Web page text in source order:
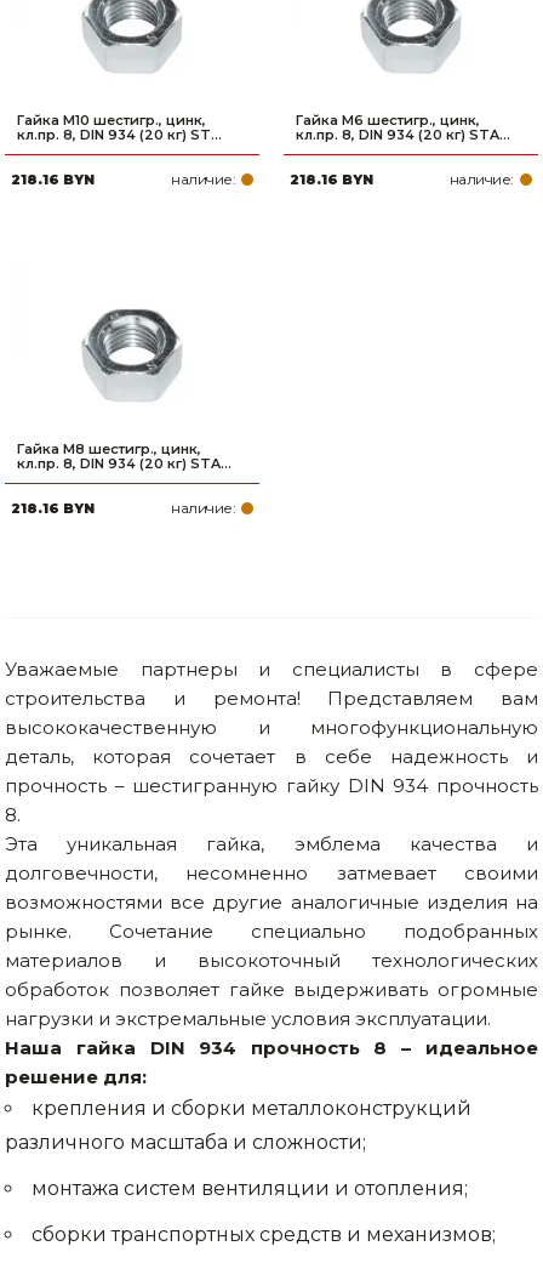
Гайка М10 шестигр., цинк,
кл.пр. 8, DIN 934 (20 кг) ST...
218.16 BYN наличие:
Гайка М6 шестигр., цинк,
кл.пр. 8, DIN 934 (20 кг) STA...
218.16 BYN наличие:
Гайка М8 шестигр., цинк,
кл.пр. 8, DIN 934 (20 кг) STA...
218.16 BYN наличие:
Уважаемые партнеры и специалисты в сфере
строительства и ремонта! Представляем вам
высококачественную и многофункциональную
деталь, которая сочетает в себе надежность и
прочность – шестигранную гайку DIN 934 прочность
8.
Эта уникальная гайка, эмблема качества и
долговечности, несомненно затмевает своими
возможностями все другие аналогичные изделия на
рынке. Сочетание специально подобранных
материалов и высокоточный технологических
обработок позволяет гайке выдерживать огромные
нагрузки и экстремальные условия эксплуатации.
Наша гайка DIN 934 прочность 8 – идеальное
решение для:
крепления и сборки металлоконструкций
различного масштаба и сложности;
монтажа систем вентиляции и отопления;
сборки транспортных средств и механизмов;